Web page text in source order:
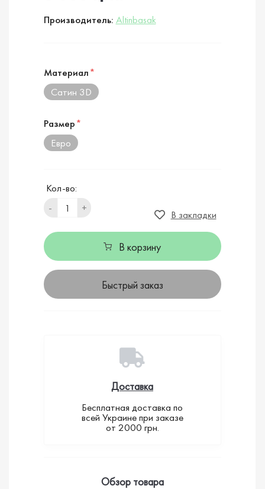
Производитель: Altinbasak
Материал*
Сатин 3D
Размер*
Евро
Кол-во:
-
+
В закладки
В корзину
Быстрый заказ
Доставка
Бесплатная доставка по
всей Украине при заказе
от 2000 грн.
Обзор товара